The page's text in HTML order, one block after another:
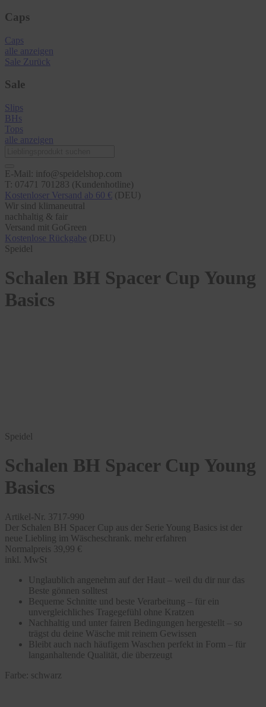
Caps
Caps
alle anzeigen
Sale Zurück
Sale
Slips
BHs
Tops
alle anzeigen
E-Mail: info@speidelshop.com
T: 07471 701283 (Kundenhotline)
Kostenloser Versand ab 60 € (DEU)
Wir sind klimaneutral
nachhaltig & fair
Versand mit GoGreen
Kostenlose Rückgabe (DEU)
Speidel
Schalen BH Spacer Cup Young
Basics
Speidel
Schalen BH Spacer Cup Young
Basics
Artikel-Nr. 3717-990
Der Schalen BH Spacer Cup aus der Serie Young Basics ist der
neue Liebling im Wäscheschrank.
mehr erfahren
Normalpreis 39,99 €
inkl. MwSt
Unglaublich angenehm auf der Haut – weil du dir nur das
Beste gönnen solltest
Bequeme Schnitte und beste Verarbeitung – für ein
unvergleichliches Tragegefühl ohne Kratzen
Nachhaltig und unter fairen Bedingungen hergestellt – so
trägst du deine Wäsche mit reinem Gewissen
Bleibt auch nach häufigem Waschen perfekt in Form – für
langanhaltende Qualität, die überzeugt
Farbe: schwarz